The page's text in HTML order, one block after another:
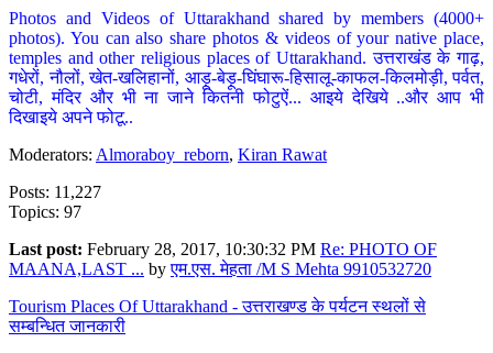
Photos and Videos of Uttarakhand shared by members (4000+
photos). You can also share photos & videos of your native place,
temples and other religious places of Uttarakhand. उत्तराखंड के गाढ़,
गधेरों, नौलों, खेत-खलिहानों, आड़ू-बेड़ू-घिंघारू-हिसालू-काफल-किलमोड़ी, पर्वत,
चोटी, मंदिर और भी ना जाने कितनी फोटुऐं... आइये देखिये ..और आप भी
दिखाइये अपने फोटू..
Moderators: Almoraboy_reborn, Kiran Rawat
Posts: 11,227
Topics: 97
Last post: February 28, 2017, 10:30:32 PM Re: PHOTO OF
MAANA,LAST ... byएम.एस. मेहता /M S Mehta 9910532720
Tourism Places Of Uttarakhand - उत्तराखण्ड के पर्यटन स्थलों से
सम्बन्धित जानकारी